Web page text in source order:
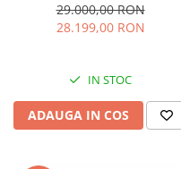
29.000,00 RON
28.199,00 RON
IN STOC
ADAUGA IN COS